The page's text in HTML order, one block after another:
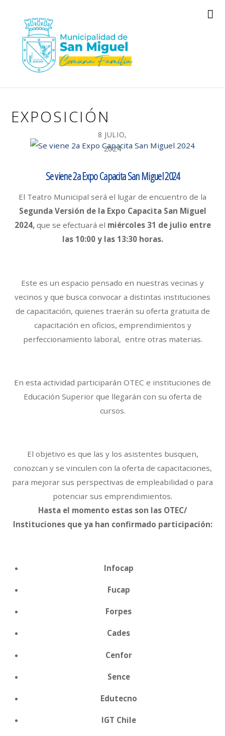
EXPOSICIÓN
8 JULIO,
2024
Se viene 2a Expo Capacita San Miguel 2024
El Teatro Municipal será el lugar de encuentro de la
Segunda Versión de la Expo Capacita San Miguel
2024,que se efectuará el miércoles 31 de julio entre
las 10:00 y las 13:30 horas.
Este es un espacio pensado en nuestras vecinas y
vecinos y que busca convocar a distintas instituciones
de capacitación, quienes traerán su oferta gratuita de
capacitación en oficios, emprendimientos y
perfeccionamiento laboral, entre otras materias.
En esta actividad participarán OTEC e instituciones de
Educación Superior que llegarán con su oferta de
cursos.
El objetivo es que las y los asistentes busquen,
conozcan y se vinculen con la oferta de capacitaciones,
para mejorar sus perspectivas de empleabilidad o para
potenciar sus emprendimientos.
Hasta el momento estas son las OTEC/
Instituciones que ya han confirmado participación:
Infocap
Fucap
Forpes
Cades
Cenfor
Sence
Edutecno
IGT Chile